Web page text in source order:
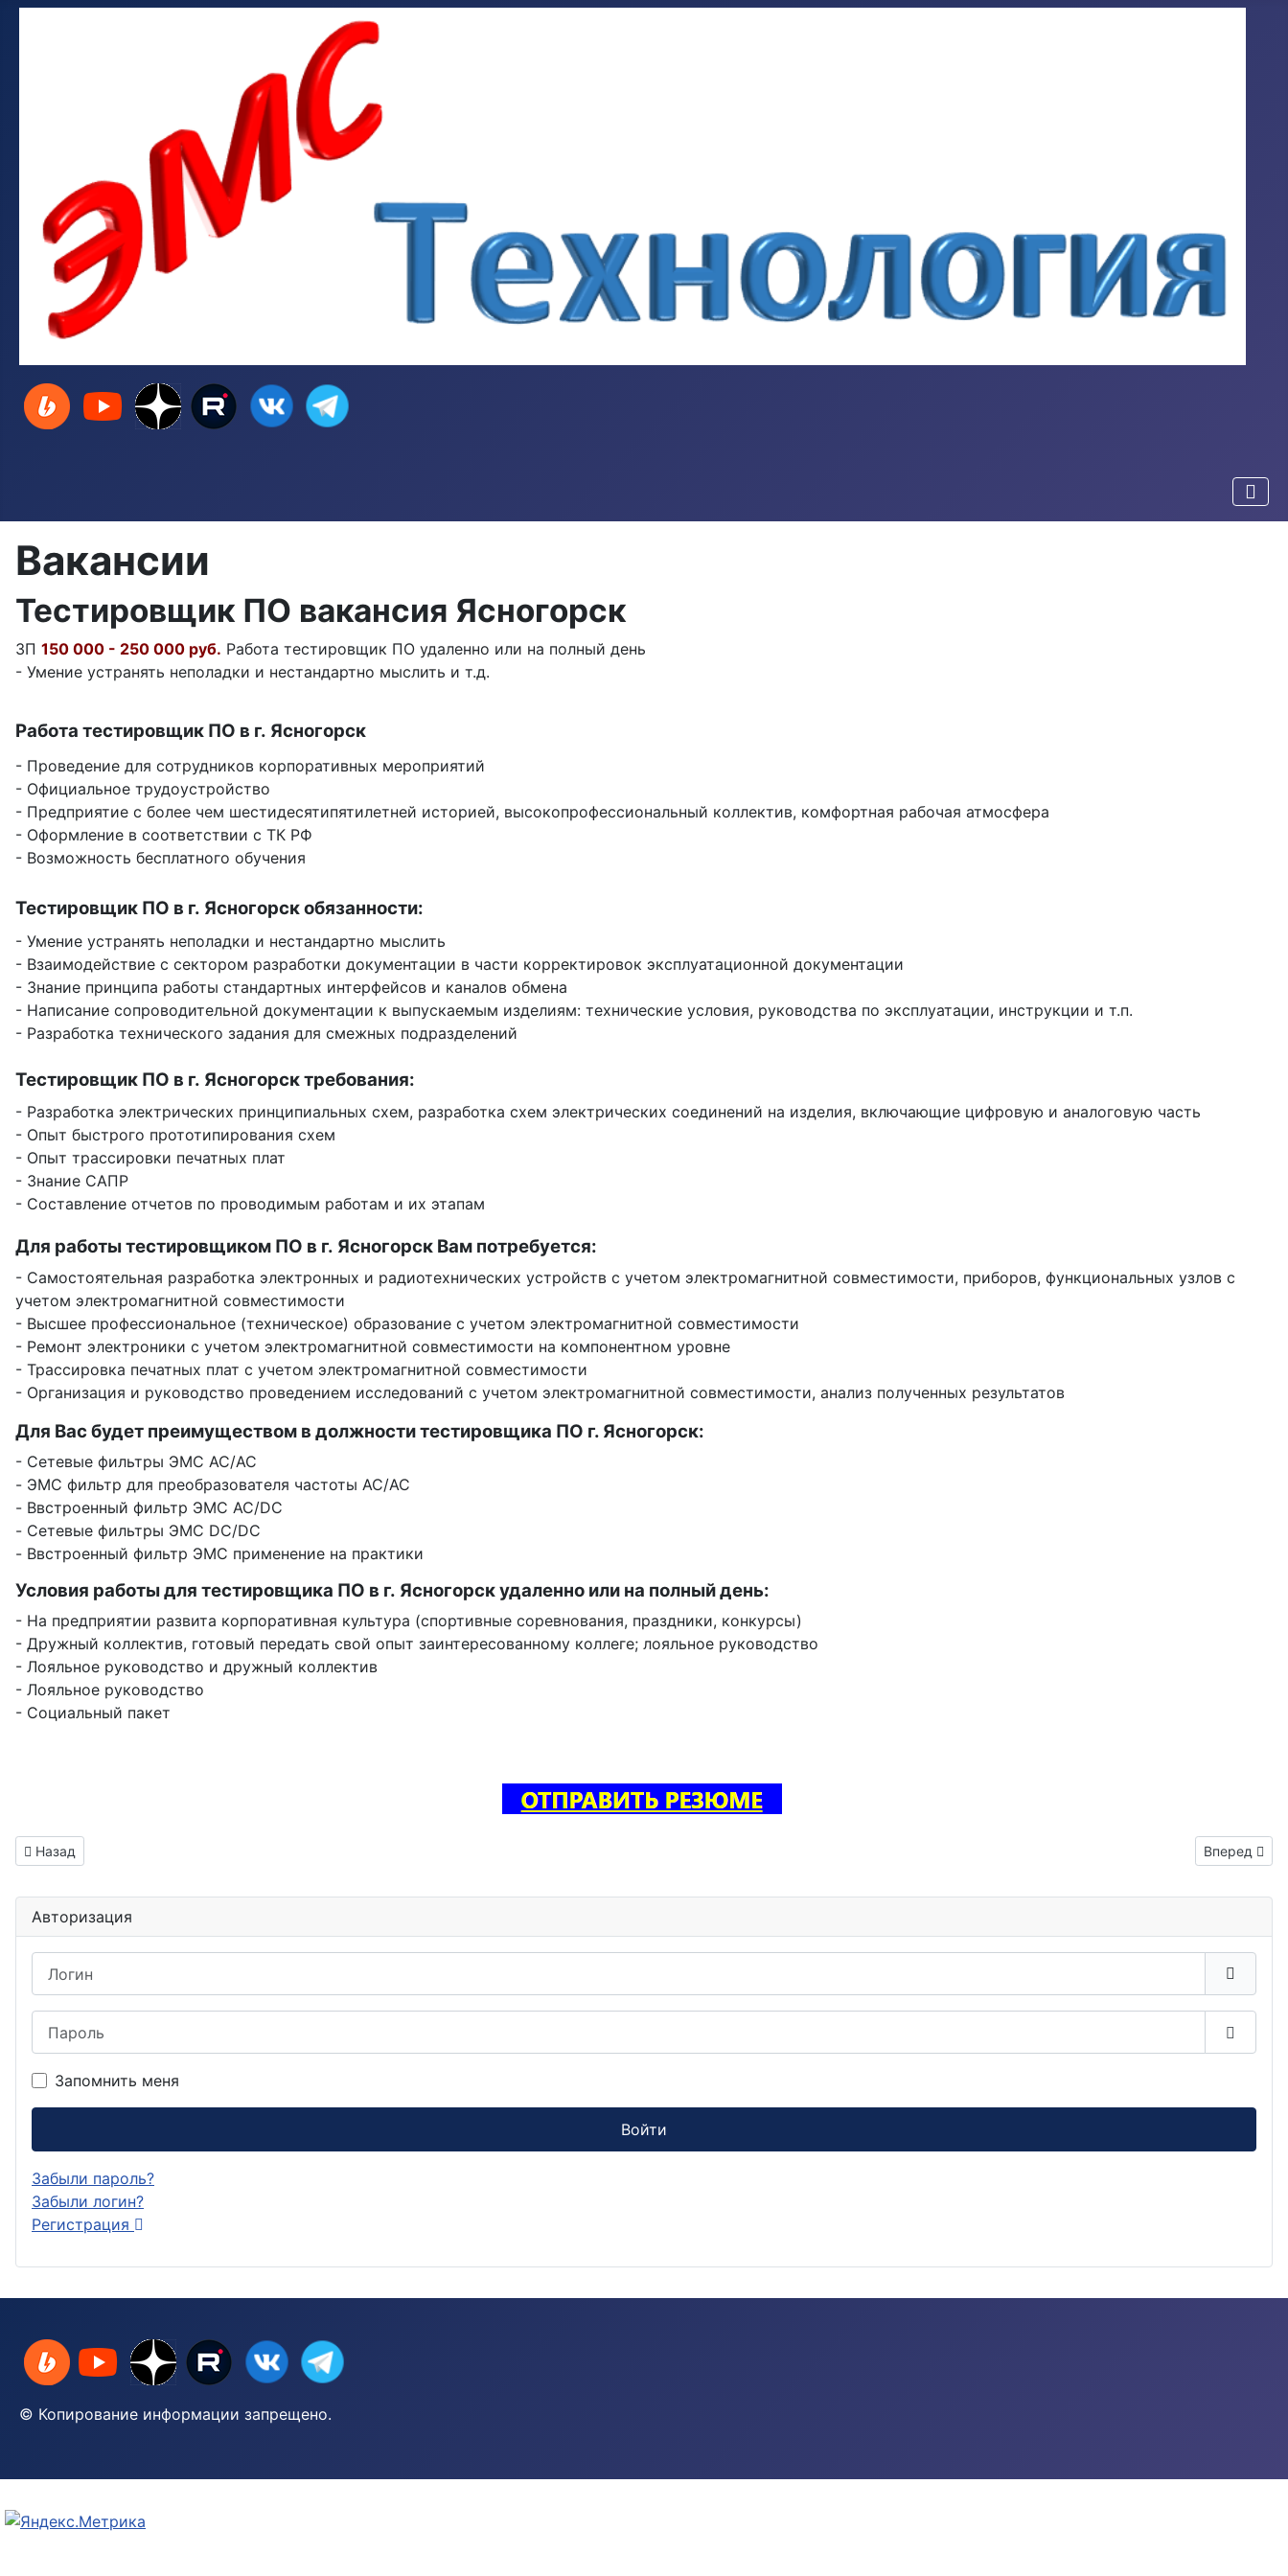
Вакансии
Тестировщик ПО вакансия Ясногорск
ЗП 150 000 - 250 000 руб. Работа тестировщик ПО удаленно или на полный день
- Умение устранять неполадки и нестандартно мыслить и т.д.
Работа тестировщик ПО в г. Ясногорск
- Проведение для сотрудников корпоративных мероприятий
- Официальное трудоустройство
- Предприятие с более чем шестидесятипятилетней историей, высокопрофессиональный коллектив, комфортная рабочая атмосфера
- Оформление в соответствии с ТК РФ
- Возможность бесплатного обучения
Тестировщик ПО в г. Ясногорск обязанности:
- Умение устранять неполадки и нестандартно мыслить
- Взаимодействие с сектором разработки документации в части корректировок эксплуатационной документации
- Знание принципа работы стандартных интерфейсов и каналов обмена
- Написание сопроводительной документации к выпускаемым изделиям: технические условия, руководства по эксплуатации, инструкции и т.п.
- Разработка технического задания для смежных подразделений
Тестировщик ПО в г. Ясногорск требования:
- Разработка электрических принципиальных схем, разработка схем электрических соединений на изделия, включающие цифровую и аналоговую часть
- Опыт быстрого прототипирования схем
- Опыт трассировки печатных плат
- Знание САПР
- Составление отчетов по проводимым работам и их этапам
Для работы тестировщиком ПО в г. Ясногорск Вам потребуется:
- Самостоятельная разработка электронных и радиотехнических устройств с учетом электромагнитной совместимости, приборов, функциональных узлов с
учетом электромагнитной совместимости
- Высшее профессиональное (техническое) образование с учетом электромагнитной совместимости
- Ремонт электроники с учетом электромагнитной совместимости на компонентном уровне
- Трассировка печатных плат с учетом электромагнитной совместимости
- Организация и руководство проведением исследований с учетом электромагнитной совместимости, анализ полученных результатов
Для Вас будет преимуществом в должности тестировщика ПО г. Ясногорск:
- Сетевые фильтры ЭМС AC/AC
- ЭМС фильтр для преобразователя частоты AC/AC
- Ввстроенный фильтр ЭМС AC/DC
- Сетевые фильтры ЭМС DC/DC
- Ввстроенный фильтр ЭМС применение на практики
Условия работы для тестировщика ПО в г. Ясногорск удаленно или на полный день:
- На предприятии развита корпоративная культура (спортивные соревнования, праздники, конкурсы)
- Дружный коллектив, готовый передать свой опыт заинтересованному коллеге; лояльное руководство
- Лояльное руководство и дружный коллектив
- Лояльное руководство
- Социальный пакет
Предыдущий: Тестировщик ПО вакансия Лысьва
Назад Следующий:
Вперед
Авторизация
Запомнить меня
Войти
Забыли пароль?
Забыли логин?
Регистрация
© Копирование информации запрещено.